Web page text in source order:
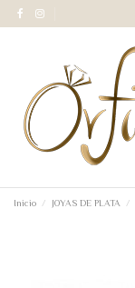
Inicio JOYAS DE PLATA